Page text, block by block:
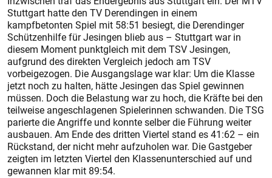
Stuttgart hatte den TV Derendingen in einem
kampfbetonten Spiel mit 58:51 besiegt, die Derendinger
Schützenhilfe für Jesingen blieb aus – Stuttgart war in
diesem Moment punktgleich mit dem TSV Jesingen,
aufgrund des direkten Vergleich jedoch am TSV
vorbeigezogen. Die Ausgangslage war klar: Um die Klasse
jetzt noch zu halten, hätte Jesingen das Spiel gewinnen
müssen. Doch die Belastung war zu hoch, die Kräfte bei den
teilweise angeschlagenen Spielerinnen ­schwanden. Die TSG
parierte die Angriffe und konnte selber die Führung weiter
ausbauen. Am Ende des dritten Viertel stand es 41:62 – ein
Rückstand, der nicht mehr aufzuholen war. Die Gastgeber
zeigten im letzten Viertel den Klassenunterschied auf und
gewannen klar mit 89:54.